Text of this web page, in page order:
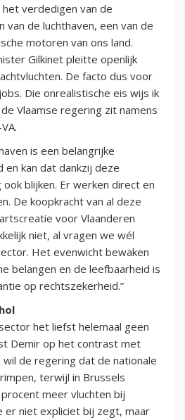
verdedigen van de
van de luchthaven, een van de
motoren van ons land.
Gilkinet pleitte openlijk
De facto dus voor
Die onrealistische eis wijs ik
Vlaamse regering zit namens
is een belangrijke
en kan dat dankzij deze
blijken. Er werken direct en
De koopkracht van al deze
voor Vlaanderen
niet, al vragen we wél
Het evenwicht bewaken
belangen en de leefbaarheid is
op rechtszekerheid.”
het liefst helemaal geen
Demir op het contrast met
wil de regering dat de nationale
terwijl in Brussels
meer vluchten bij
er niet expliciet bij zegt, maar